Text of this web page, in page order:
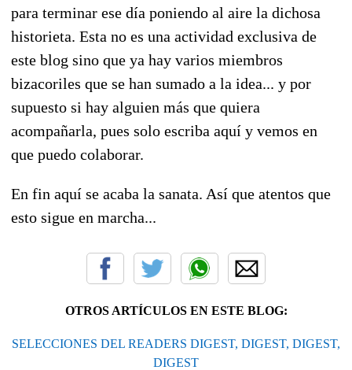
para terminar ese día poniendo al aire la dichosa
historieta. Esta no es una actividad exclusiva de
este blog sino que ya hay varios miembros
bizacoriles que se han sumado a la idea... y por
supuesto si hay alguien más que quiera
acompañarla, pues solo escriba aquí y vemos en
que puedo colaborar.
En fin aquí se acaba la sanata. Así que atentos que
esto sigue en marcha...
OTROS ARTÍCULOS EN ESTE BLOG:
SELECCIONES DEL READERS DIGEST, DIGEST, DIGEST,
DIGEST